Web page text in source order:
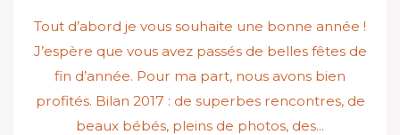
Tout d’abord je vous souhaite une bonne année !
J’espère que vous avez passés de belles fêtes de
fin d’année. Pour ma part, nous avons bien
profités. Bilan 2017 : de superbes rencontres, de
beaux bébés, pleins de photos, des...